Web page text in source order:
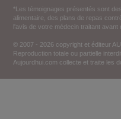
*Les témoignages présentés sont
alimentaire, des plans de repas
l'avis de votre médecin traitant
© 2007 - 2026 copyright et éditeur
Reproduction totale ou partielle
Aujourdhui.com collecte et traite les